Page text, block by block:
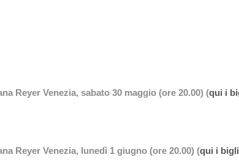
Reyer Venezia, sabato 30 maggio (ore 20.00) (qui i
Reyer Venezia, lunedì 1 giugno (ore 20.00) (qui i